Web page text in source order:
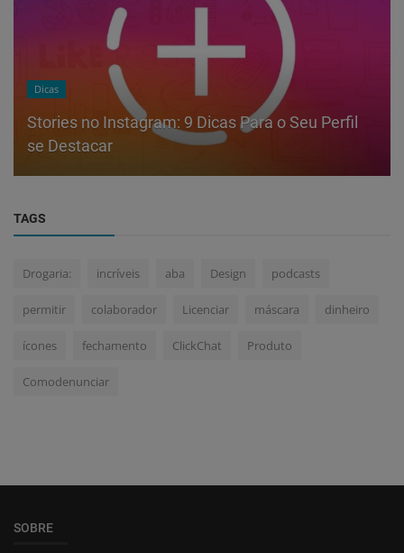
Dicas
Stories no Instagram: 9 Dicas Para o Seu Perfil
se Destacar
TAGS
Drogaria: incríveis aba Design podcasts
permitir colaborador Licenciar máscara dinheiro
ícones fechamento ClickChat Produto
Comodenunciar
SOBRE